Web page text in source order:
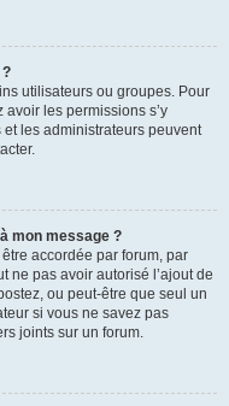
utilisateurs ou groupes. Pour
avoir les permissions s’y
les administrateurs peuvent
mon message ?
accordée par forum, par
ne pas avoir autorisé l’ajout de
ou peut-être que seul un
si vous ne savez pas
joints sur un forum.